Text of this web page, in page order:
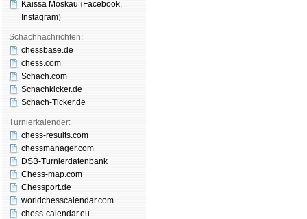
Kaissa Moskau (Face­book,
Insta­gram)
Schachnachrichten:
chessbase.de
chess.com
Schach.com
Schachkicker.de
Schach-Ticker.de
Turnierkalender:
chess-results.com
chessmanager.com
DSB-Turnierdatenbank
Chess-map.com
Chessport.de
worldchesscalendar.com
chess-calendar.eu